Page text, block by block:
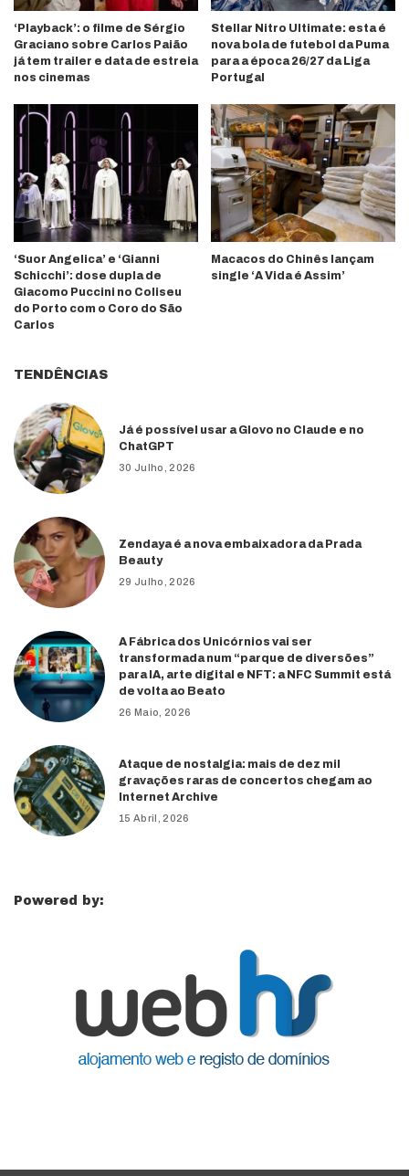
‘Playback’: o filme de Sérgio
Graciano sobre Carlos Paião
já tem trailer e data de estreia
nos cinemas
Stellar Nitro Ultimate: esta é
nova bola de futebol da Puma
para a época 26/27 da Liga
Portugal
‘Suor Angelica’ e ‘Gianni
Schicchi’: dose dupla de
Giacomo Puccini no Coliseu
do Porto com o Coro do São
Carlos
Macacos do Chinês lançam
single ‘A Vida é Assim’
TENDÊNCIAS
Já é possível usar a Glovo no Claude e no
ChatGPT
30 Julho, 2026
Zendaya é a nova embaixadora da Prada
Beauty
29 Julho, 2026
A Fábrica dos Unicórnios vai ser
transformada num “parque de diversões”
para IA, arte digital e NFT: a NFC Summit está
de volta ao Beato
26 Maio, 2026
Ataque de nostalgia: mais de dez mil
gravações raras de concertos chegam ao
Internet Archive
15 Abril, 2026
Powered by: